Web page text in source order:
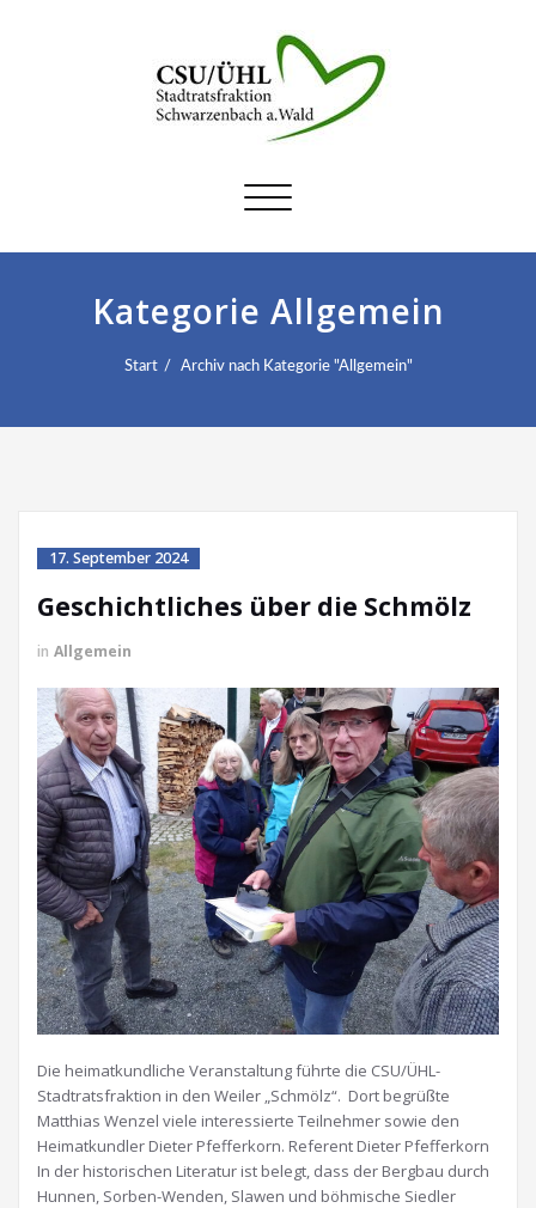
Schalte
Kategorie Allgemein
Start Archiv nach Kategorie "Allgemein"
17. September 2024
Geschichtliches über die Schmölz
in Allgemein
Die heimatkundliche Veranstaltung führte die CSU/ÜHL-
Stadtratsfraktion in den Weiler „Schmölz“. Dort begrüßte
Matthias Wenzel viele interessierte Teilnehmer sowie den
Heimatkundler Dieter Pfefferkorn. Referent Dieter Pfefferkorn
In der historischen Literatur ist belegt, dass der Bergbau durch
Hunnen, Sorben-Wenden, Slawen und böhmische Siedler